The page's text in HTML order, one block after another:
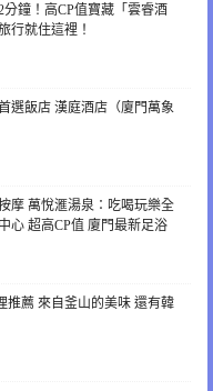
分鐘！高CP值寶藏「雲睿酒
行就住這裡！
選飯店 漢庭酒店（廈門萬象
摩 萬悅滙湯泉：吃喝玩樂全
心 超高CP值 廈門最新足浴
薦 來自釜山的美味 還有韓